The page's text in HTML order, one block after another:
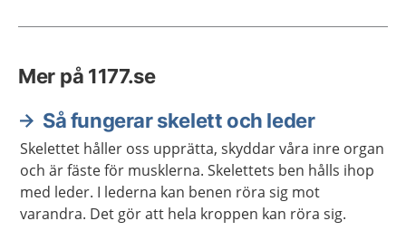
Mer på 1177.se
Så fungerar skelett och leder
Skelettet håller oss upprätta, skyddar våra inre organ
och är fäste för musklerna. Skelettets ben hålls ihop
med leder. I lederna kan benen röra sig mot
varandra. Det gör att hela kroppen kan röra sig.